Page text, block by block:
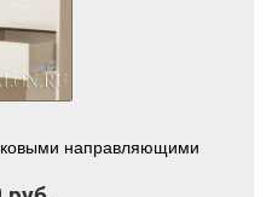
направляющими